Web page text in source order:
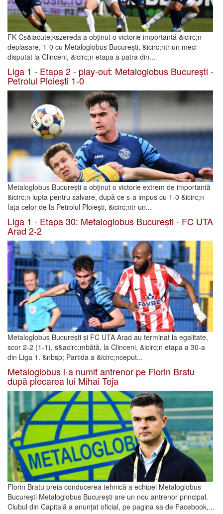
FK Cs&iacute;kszereda a obținut o victorie importantă &icirc;n
deplasare, 1-0 cu Metaloglobus București, &icirc;ntr-un meci
disputat la Clinceni, &icirc;n etapa a patra din...
Liga 1 - Etapa 2 - play-out: Metaloglobus București -
Petrolul Ploiești 1-0
Metaloglobus București a obținut o victorie extrem de importantă
&icirc;n lupta pentru salvare, după ce s-a impus cu 1-0 &icirc;n
fața celor de la Petrolul Ploiești, &icirc;ntr-un...
Liga 1 - Etapa 30: Metaloglobus București - FC UTA
Arad 2-2
Metaloglobus București și FC UTA Arad au terminat la egalitate,
scor 2-2 (1-1), s&acirc;mbătă, la Clinceni, &icirc;n etapa a 30-a
din Liga 1. &nbsp; Partida a &icirc;nceput...
Metaloglobus l-a numit antrenor pe Florin Bratu
după plecarea lui Mihai Teja
Florin Bratu preia conducerea tehnică a echipei Metaloglobus
București Metaloglobus București are un nou antrenor principal.
Clubul din Capitală a anunțat oficial, pe pagina sa de Facebook,...